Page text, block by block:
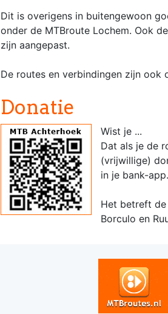
Dit is overigens in buitengewoon
onder de MTBroute Lochem. Ook
zijn aangepast.
De routes en verbindingen zijn
Donatie
Wist je ...
Dat als je de
(vrijwillige)
in je bank-app.
Het betreft de
Borculo en